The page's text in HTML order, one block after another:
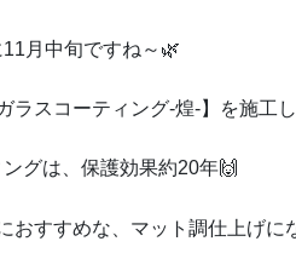
月中旬ですね～🌿
ラスコーティング-煌-】を施工
グは、保護効果約20年🙌
おすすめな、マット調仕上げに